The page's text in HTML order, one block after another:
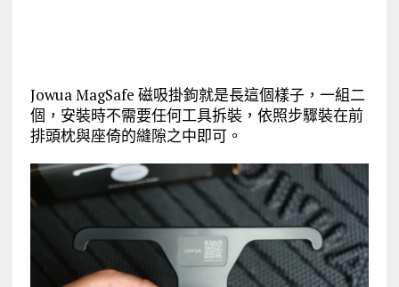
Jowua MagSafe 磁吸掛鉤就是長這個樣子，一組二
個，安裝時不需要任何工具拆裝，依照步驟裝在前
排頭枕與座倚的縫隙之中即可。